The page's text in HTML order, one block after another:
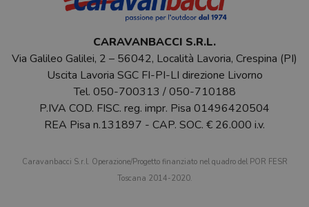
CARAVANBACCI S.R.L.
Via Galileo Galilei, 2 – 56042, Località Lavoria, Crespina (PI)
Uscita Lavoria SGC FI-PI-LI direzione Livorno
Tel. 050-700313 /050-710188
P.IVA COD. FISC. reg. impr. Pisa 01496420504
REA Pisa n.131897 - CAP. SOC. € 26.000 i.v.
Caravanbacci S.r.l. Operazione/Progetto finanziato nel quadro del POR FESR
Toscana 2014-2020.